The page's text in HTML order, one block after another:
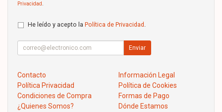
Privacidad
He leído y acepto la Política de Privacidad .
Enviar
Contacto
Información Legal
Política Privacidad
Política de Cookies
Condiciones de Compra
Formas de Pago
¿Quienes Somos?
Dónde Estamos